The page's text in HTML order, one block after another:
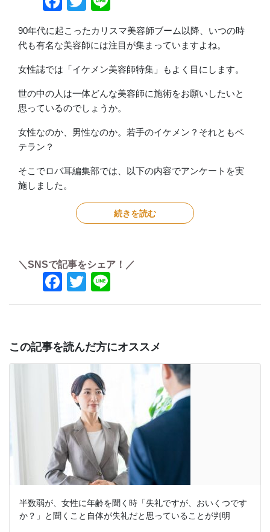
90年代に起こったカリスマ美容師ブーム以降、いつの時
代も有名な美容師には注目が集まっていますよね。
女性誌では「イケメン美容師特集」もよく目にします。
世の中の人は一体どんな美容師に施術をお願いしたいと
思っているのでしょうか。
女性なのか、男性なのか。若手のイケメン？それともベ
テラン？
そこでロバ耳編集部では、以下の内容でアンケートを実
施しました。
続きを読む
＼SNSで記事をシェア！／
Facebook
Twitter
この記事を読んだ方にオススメ
半数弱が、女性に年齢を聞く時「失礼ですが、おいくつです
か？」と聞くこと自体が失礼だと思っていることが判明